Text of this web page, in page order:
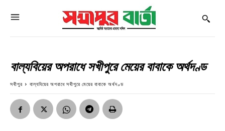
বাল্যবিয়ের অপরাধে সখীপুরে মেয়ের বাবাকে অর্থদণ্ড
সখীপুর বাল্যবিয়ের অপরাধে সখীপুরে মেয়ের বাবাকে অর্থদণ্ড